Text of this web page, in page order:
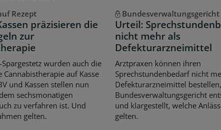
Rezept
präzisieren die
zur
wurden auch die
Cannabistherapie auf Kasse
und Kassen stellen nun
sechsmonatigen
zu verfahren ist. Und
gelten.
Bundesverwaltungsgericht
Urteil:
nicht mehr als
Defekturarzneimittel
Arztpraxen können ihren
Sprechstundenbedarf nicht
Defekturarzneimittel
Bundesverwaltungsgericht
und klargestellt, welche
gelten.